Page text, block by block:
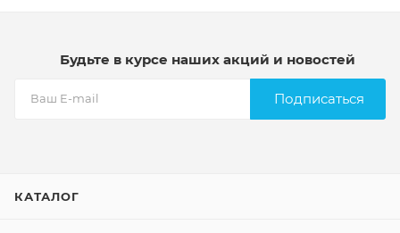
Будьте в курсе наших акций и новостей
Подписаться
КАТАЛОГ